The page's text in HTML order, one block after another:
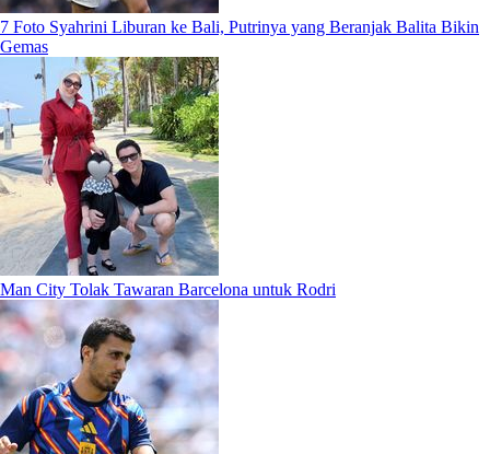
7 Foto Syahrini Liburan ke Bali, Putrinya yang Beranjak Balita Bikin
Gemas
Man City Tolak Tawaran Barcelona untuk Rodri